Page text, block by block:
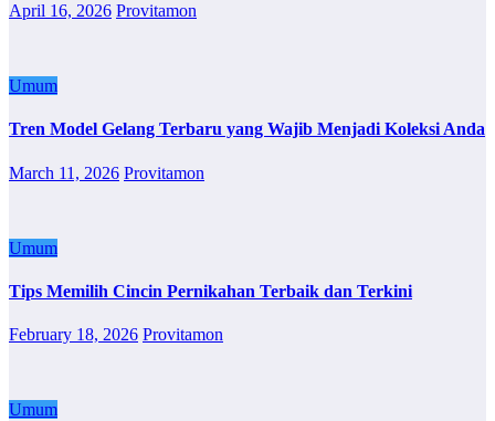
April 16, 2026 Provitamon
Umum
Tren Model Gelang Terbaru yang Wajib Menjadi Koleksi Anda
March 11, 2026 Provitamon
Umum
Tips Memilih Cincin Pernikahan Terbaik dan Terkini
February 18, 2026 Provitamon
Umum